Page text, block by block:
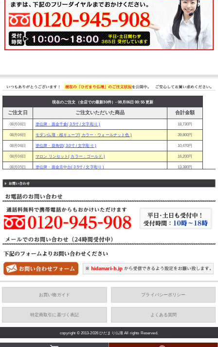
現在のご注文（全店での最新30件）- 08月06日 00:55 更新
ご注文日 ご注文いただいた商品 合計金額
08月06日 塗位牌・面金千倉( 3.5寸 / 文字彫り ) 18,730円
08月06日 モダン仏壇・桜キューブ( カラー・ウォールナット色 ) 39,800円
08月06日 塗位牌・葵角切( 3.0寸 / 文字彫り ) 10,470円
08月06日 マロン リンセット( カラー：ゴールド ) 16,200円
08月05日 塗位牌・面金京中台( 3.5寸 / 文字彫り ) 13,380円
08月05日 ルミナ リンセット【国産】( カラー：ワインゴールド ) 22,500円
08月05日 塗位牌・葵角切( 4.0寸 / 文字彫り ) 12,450円
08月05日 モダン仏壇・スプリング( サイズ・16号 / カラー・ライトブラウン色 )
08月05日 スタンド掛け軸 真宗 大谷派( 本尊20代 / 紫檀 × あさぎ ) 8,230円
08月05日 【お盆直前特価】モダン仏壇・初桜【当店オリジナル】( 20号 / サクラ色 ) 60,800円
08月05日 木製総金 六角供花（1対）【本願寺派用】( サイズ・3.0寸 )
08月05日 唐木位牌・葵角切( 黒檀 / 4.0寸 / 文字彫り ) 17,320円
08月05日 モダン位牌・純面粉 かなで【艶色】( 艶ワイン / 4.0寸 / 文字彫り ) 30,800円
モダン位牌・純面粉 かなで【艶色】( 艶ワイン / 4.0寸 / 文字彫り ) 30,800円
08月05日 【お盆直前特価】モダン仏壇・撫子( カラー・ナラ色 ) 98,000円
天祥型 玉香炉 鍋長色( サイズ：小 )
08月05日 塗位牌・蓮華付春日( 3.5寸 / 文字彫り ) 9,800円
08月05日 仏像・座釈迦（柘植 八角台座）( 2.0寸 / 光背：飛天光背 ) 70,800円
お買い物ガイド プライバシーポリシー
特定商取引に基づく表記 よくある質問
copyright © 2013-2026 ひだまり仏壇 All rights Reserved.